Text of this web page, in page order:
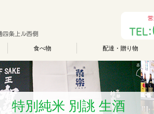
食べ物 配達・贈り物
特別純米 別誂 生酒